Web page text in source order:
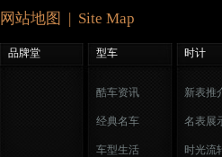
网站地图 | Site Map
品牌堂 型车 时计
酷车资讯
经典名车
车型生活
新表推
名表展
时光流